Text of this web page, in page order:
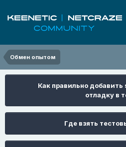
Обмен опытом
Как правильно
отладку в
Где взять